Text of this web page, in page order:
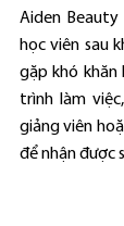
Aiden
học viên sau
gặp khó
trình làm
giảng viên
để nhận được